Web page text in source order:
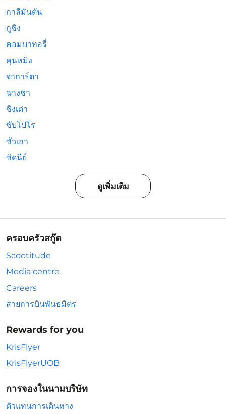
กาลีมันตัน
กูชิง
คอมบาทอรี่
คุนหมิง
จาการ์ตา
ฉางชา
ชิงเต่า
ซับโปโร
ซัวเถา
ซิดนีย์
ดูเพิ่มเติม
ครอบครัวสกู๊ต
Scootitude
Media centre
Careers
สายการบินพันธมิตร
Rewards for you
KrisFlyer
KrisFlyerUOB
การจองในนามบริษัท
ตัวแทนการเดินทาง